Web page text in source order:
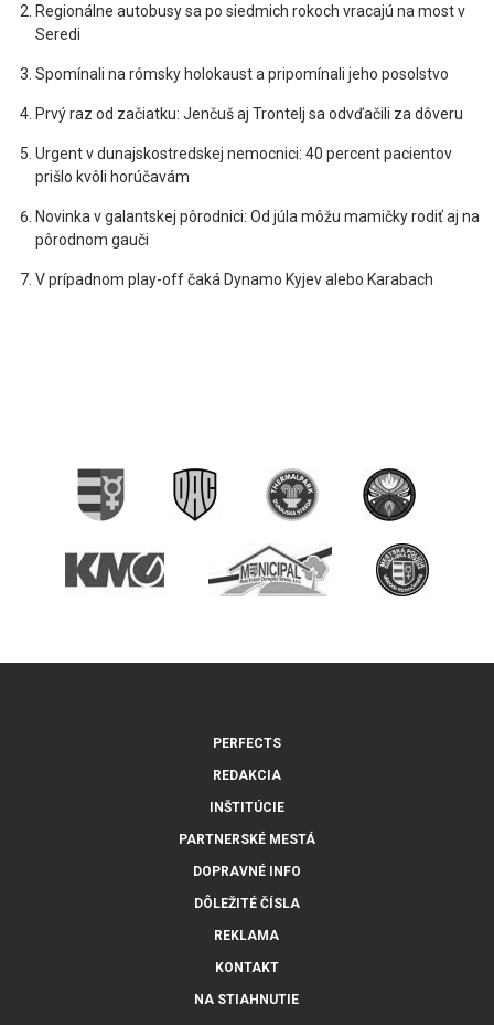
Regionálne autobusy sa po siedmich rokoch vracajú na most v
Seredi
Spomínali na rómsky holokaust a pripomínali jeho posolstvo
Prvý raz od začiatku: Jenčuš aj Trontelj sa odvďačili za dôveru
Urgent v dunajskostredskej nemocnici: 40 percent pacientov
prišlo kvôli horúčavám
Novinka v galantskej pôrodnici: Od júla môžu mamičky rodiť aj na
pôrodnom gauči
V prípadnom play-off čaká Dynamo Kyjev alebo Karabach
PERFECTS
REDAKCIA
INŠTITÚCIE
PARTNERSKÉ MESTÁ
DOPRAVNÉ INFO
DÔLEŽITÉ ČÍSLA
REKLAMA
KONTAKT
NA STIAHNUTIE